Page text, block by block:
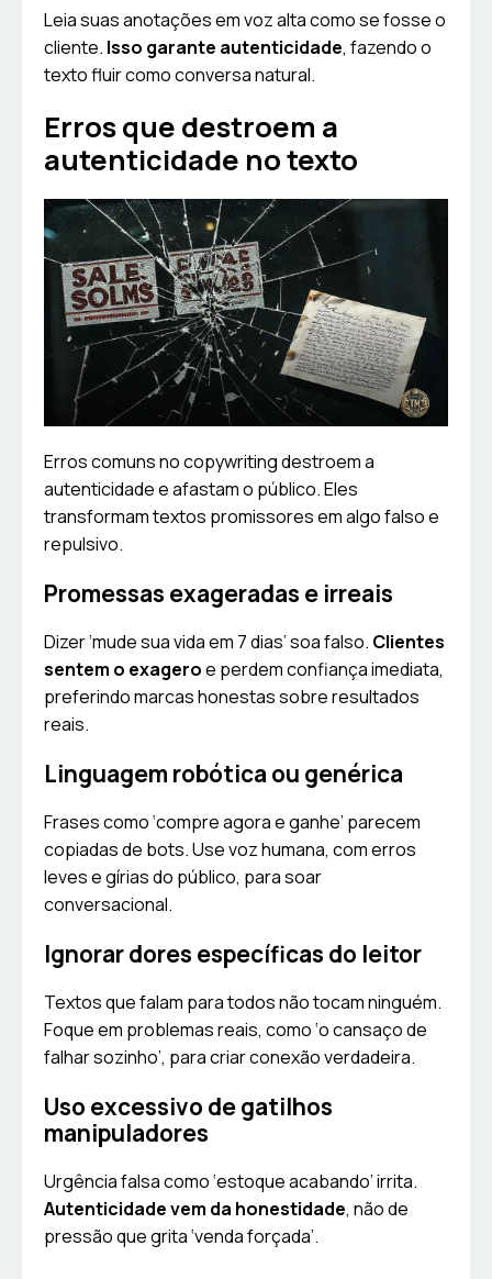
Leia suas anotações em voz alta como se fosse o
cliente. Isso garante autenticidade, fazendo o
texto fluir como conversa natural.
Erros que destroem a
autenticidade no texto
Erros comuns no copywriting destroem a
autenticidade e afastam o público. Eles
transformam textos promissores em algo falso e
repulsivo.
Promessas exageradas e irreais
Dizer ‘mude sua vida em 7 dias’ soa falso. Clientes
sentem o exageroe perdem confiança imediata,
preferindo marcas honestas sobre resultados
reais.
Linguagem robótica ou genérica
Frases como ‘compre agora e ganhe’ parecem
copiadas de bots. Use voz humana, com erros
leves e gírias do público, para soar
conversacional.
Ignorar dores específicas do leitor
Textos que falam para todos não tocam ninguém.
Foque em problemas reais, como ‘o cansaço de
falhar sozinho’, para criar conexão verdadeira.
Uso excessivo de gatilhos
manipuladores
Urgência falsa como ‘estoque acabando’ irrita.
Autenticidade vem da honestidade, não de
pressão que grita ‘venda forçada’.